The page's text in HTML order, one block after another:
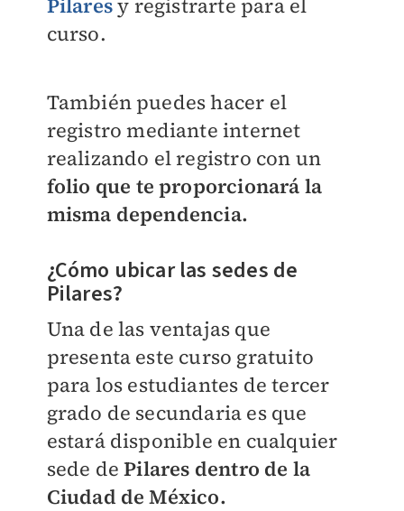
curso.
También puedes hacer el
registro mediante internet
realizando el registro con un
folio que te proporcionará la
misma dependencia.
¿Cómo ubicar las sedes de
Pilares?
Una de las ventajas que
presenta este curso gratuito
para los estudiantes de tercer
grado de secundaria es que
estará disponible en cualquier
sede dePilares dentro de la
Ciudad de México.